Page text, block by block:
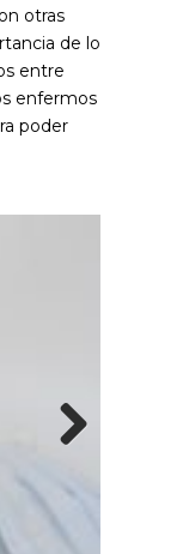
otras
de lo
entre
enfermos
poder